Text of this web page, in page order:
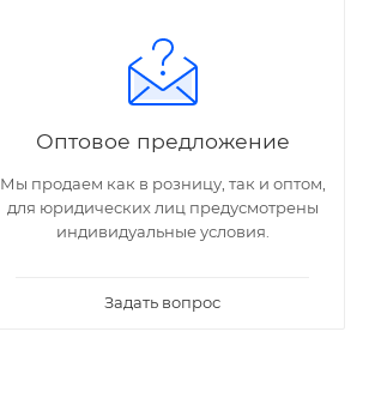
Оптовое предложение
Мы продаем как в розницу, так и оптом,
для юридических лиц предусмотрены
индивидуальные условия.
Задать вопрос